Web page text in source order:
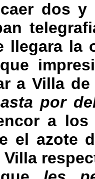
dos y
llegara la
a Villa
por
a los
el azote